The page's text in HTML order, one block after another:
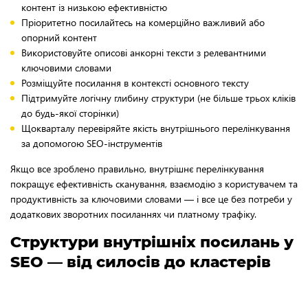
контент із низькою ефективністю
Пріоритетно посилайтесь на комерційно важливий або
опорний контент
Використовуйте описові анкорні тексти з релевантними
ключовими словами
Розміщуйте посилання в контексті основного тексту
Підтримуйте логічну глибину структури (не більше трьох кліків
до будь-якої сторінки)
Щокварталу перевіряйте якість внутрішнього перелінкування
за допомогою SEO-інструментів
Якщо все зроблено правильно, внутрішнє перелінкування
покращує ефективність сканування, взаємодію з користувачем та
продуктивність за ключовими словами — і все це без потреби у
додаткових зворотних посиланнях чи платному трафіку.
Структури внутрішніх посилань у
SEO — від силосів до кластерів